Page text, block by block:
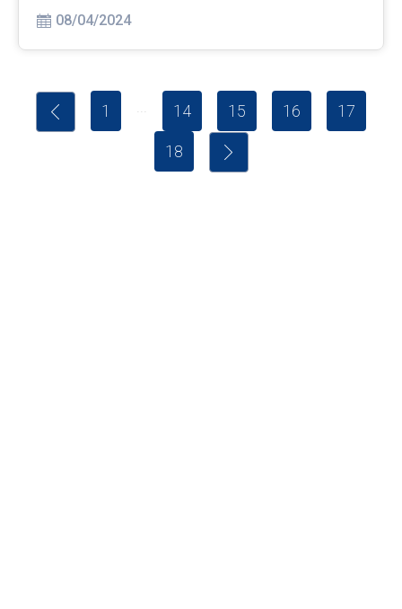
08/04/2024
1 14 15 16 17
18